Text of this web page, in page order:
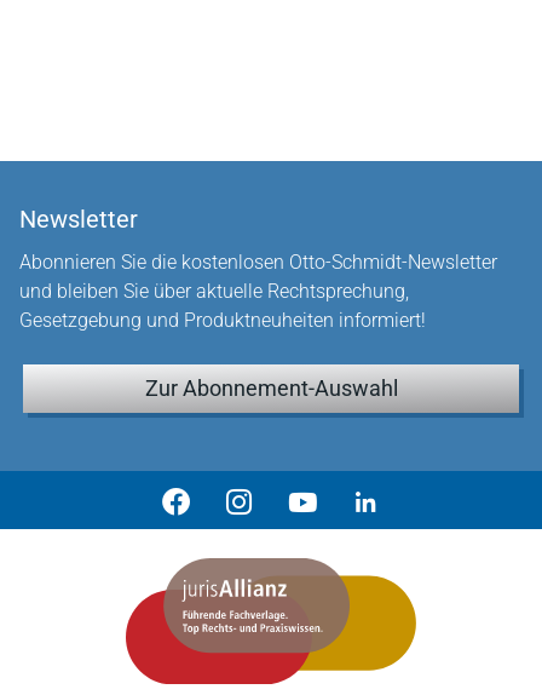
Newsletter
Abonnieren Sie die kostenlosen Otto-Schmidt-Newsletter
und bleiben Sie über aktuelle Rechtsprechung,
Gesetzgebung und Produktneuheiten informiert!
Zur Abonnement-Auswahl